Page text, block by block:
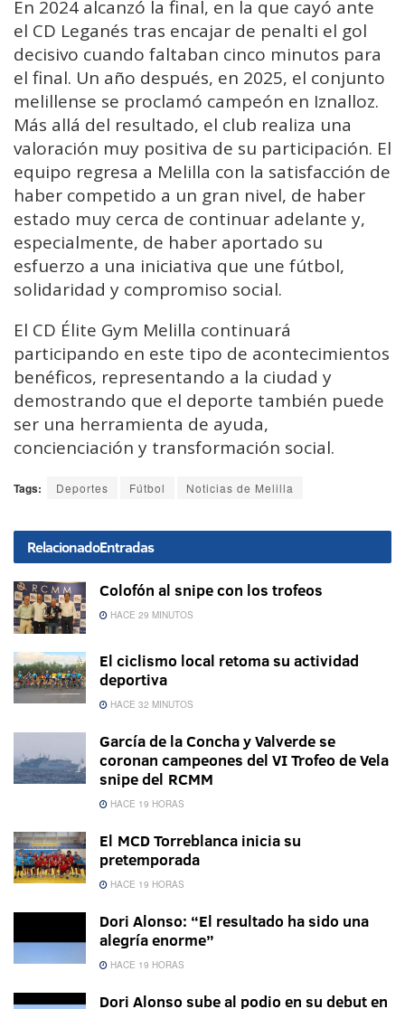
En 2024 alcanzó la final, en la que cayó ante
el CD Leganés tras encajar de penalti el gol
decisivo cuando faltaban cinco minutos para
el final. Un año después, en 2025, el conjunto
melillense se proclamó campeón en Iznalloz.
Más allá del resultado, el club realiza una
valoración muy positiva de su participación. El
equipo regresa a Melilla con la satisfacción de
haber competido a un gran nivel, de haber
estado muy cerca de continuar adelante y,
especialmente, de haber aportado su
esfuerzo a una iniciativa que une fútbol,
solidaridad y compromiso social.
El CD Élite Gym Melilla continuará
participando en este tipo de acontecimientos
benéficos, representando a la ciudad y
demostrando que el deporte también puede
ser una herramienta de ayuda,
concienciación y transformación social.
Tags: Deportes Fútbol Noticias de Melilla
RelacionadoEntradas
Colofón al snipe con los trofeos
HACE 29 MINUTOS
El ciclismo local retoma su actividad
deportiva
HACE 32 MINUTOS
García de la Concha y Valverde se
coronan campeones del VI Trofeo de Vela
snipe del RCMM
HACE 19 HORAS
El MCD Torreblanca inicia su
pretemporada
HACE 19 HORAS
Dori Alonso: “El resultado ha sido una
alegría enorme”
HACE 19 HORAS
Dori Alonso sube al podio en su debut en